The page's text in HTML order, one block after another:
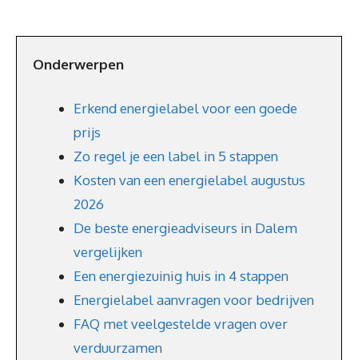
Onderwerpen
Erkend energielabel voor een goede
prijs
Zo regel je een label in 5 stappen
Kosten van een energielabel augustus
2026
De beste energieadviseurs in Dalem
vergelijken
Een energiezuinig huis in 4 stappen
Energielabel aanvragen voor bedrijven
FAQ met veelgestelde vragen over
verduurzamen